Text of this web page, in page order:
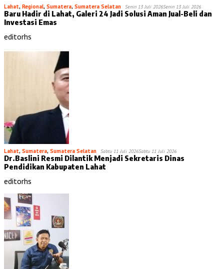
Lahat, Regional, Sumatera, Sumatera Selatan Senin 13 Juli 2026Senin 13 Juli 2026
Baru Hadir di Lahat, Galeri 24 Jadi Solusi Aman Jual-Beli dan
Investasi Emas
editorhs
Lahat, Sumatera, Sumatera Selatan Sabtu 11 Juli 2026Sabtu 11 Juli 2026
Dr.Baslini Resmi Dilantik Menjadi Sekretaris Dinas
Pendidikan Kabupaten Lahat
editorhs